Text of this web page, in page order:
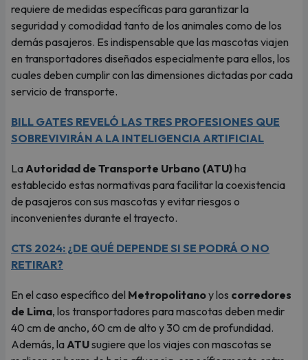
requiere de medidas específicas para garantizar la
seguridad y comodidad tanto de los animales como de los
demás pasajeros. Es indispensable que las mascotas viajen
en transportadores diseñados especialmente para ellos, los
cuales deben cumplir con las dimensiones dictadas por cada
servicio de transporte.
BILL GATES REVELÓ LAS TRES PROFESIONES QUE
SOBREVIVIRÁN A LA INTELIGENCIA ARTIFICIAL
LaAutoridad de Transporte Urbano (ATU)ha
establecido estas normativas para facilitar la coexistencia
de pasajeros con sus mascotas y evitar riesgos o
inconvenientes durante el trayecto.
CTS 2024: ¿DE QUÉ DEPENDE SI SE PODRÁ O NO
RETIRAR?
En el caso específico del Metropolitanoy los corredores
de Lima, los transportadores para mascotas deben medir
40 cm de ancho, 60 cm de alto y 30 cm de profundidad.
Además, laATUsugiere que los viajes con mascotas se